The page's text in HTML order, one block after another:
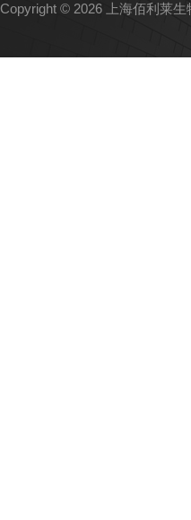
Copyright © 2026 上海佰利莱